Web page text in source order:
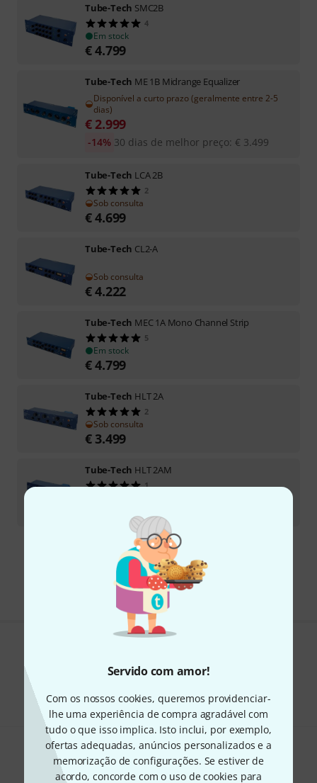
Servido com amor!
Com os nossos cookies, queremos providenciar-
lhe uma experiência de compra agradável com
tudo o que isso implica. Isto inclui, por exemplo,
ofertas adequadas, anúncios personalizados e a
memorização de configurações. Se estiver de
acordo, concorde com o uso de cookies para
Tube-Tech SMC2B
4
Em stock
€4.799
Tube-Tech ME 1B Midrange Equalizer
Disponível a curto prazo (geralmente entre 2-5
dias)
€ 2.999
30 dias de melhor preço: € 3.499
-14%
Tube-Tech LCA 2B
2
Sob consulta
€4.699
Tube-Tech CL2-A
Sob consulta
€4.222
Tube-Tech MEC 1A Mono Channel Strip
5
Em stock
€4.799
Tube-Tech HLT 2A
2
Sob consulta
€ 3.499
Tube-Tech HLT 2AM
1
Frete grátis a partir de € 199
Todos os preços incl. IVA